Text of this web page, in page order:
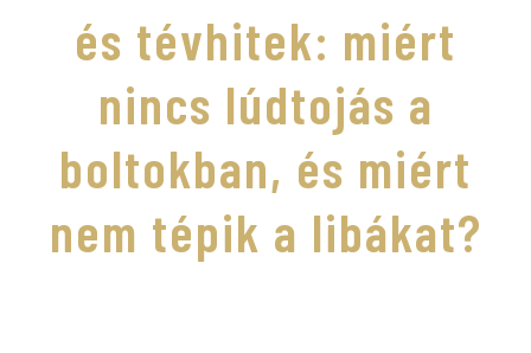
és tévhitek: miért
nincs lúdtojás a
boltokban, és miért
nem tépik a libákat?